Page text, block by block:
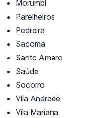
Morumbi
Parelheiros
Pedreira
Sacomã
Santo Amaro
Saúde
Socorro
Vila Andrade
Vila Mariana